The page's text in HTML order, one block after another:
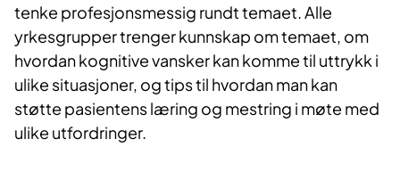
tenke profesjonsmessig rundt temaet. Alle
yrkesgrupper trenger kunnskap om temaet, om
hvordan kognitive vansker kan komme til uttrykk i
ulike situasjoner, og tips til hvordan man kan
støtte pasientens læring og mestring i møte med
ulike utfordringer.